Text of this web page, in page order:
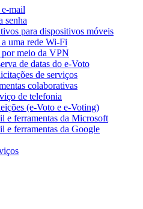
e-mail
senha
para dispositivos móveis
uma rede Wi-Fi
por meio da VPN
de datas do e-Voto
de serviços
colaborativas
de telefonia
(e-Voto e e-Voting)
e ferramentas da Microsoft
e ferramentas da Google